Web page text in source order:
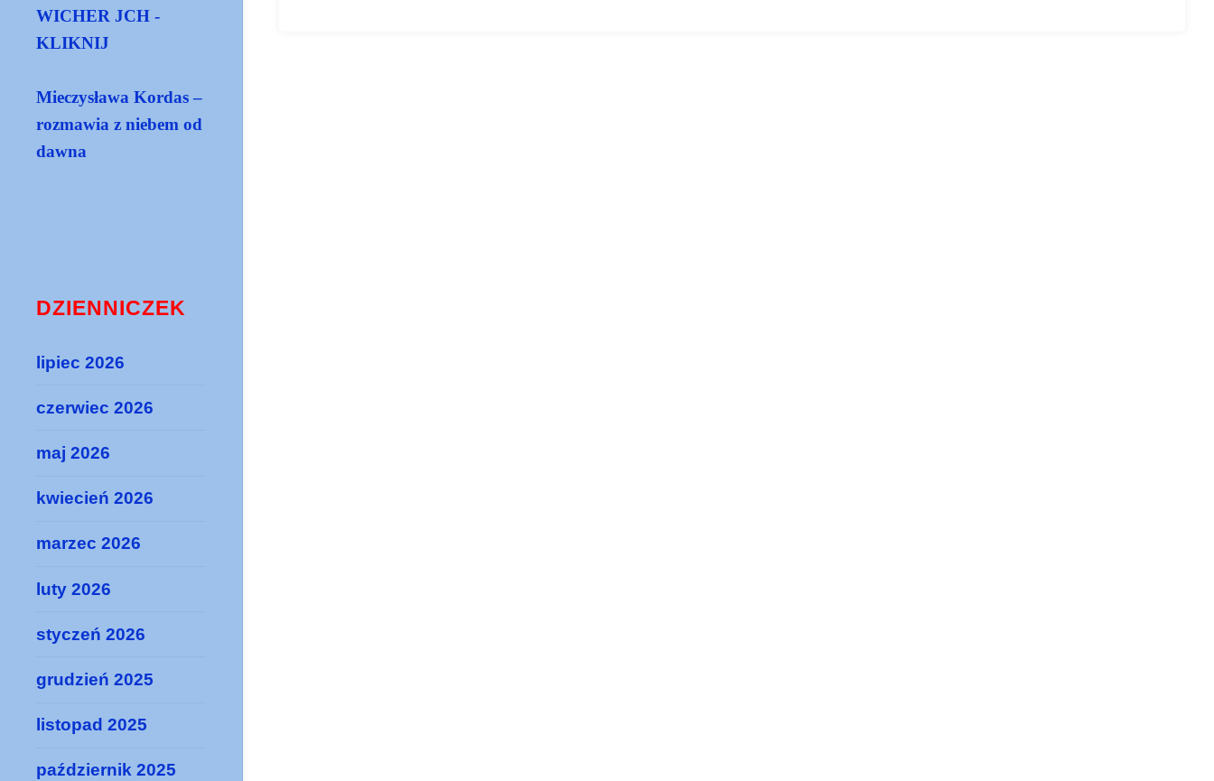
WICHER JCH -
KLIKNIJ
Mieczysława Kordas –
rozmawia z niebem od
dawna
DZIENNICZEK
lipiec 2026
czerwiec 2026
maj 2026
kwiecień 2026
marzec 2026
luty 2026
styczeń 2026
grudzień 2025
listopad 2025
październik 2025